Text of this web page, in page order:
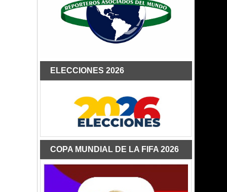
ELECCIONES 2026
COPA MUNDIAL DE LA FIFA 2026